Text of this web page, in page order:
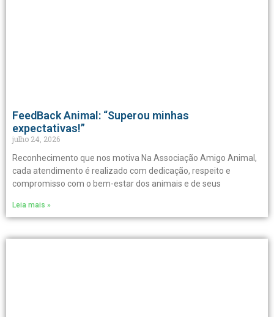
FeedBack Animal: “Superou minhas
expectativas!”
julho 24, 2026
Reconhecimento que nos motiva Na Associação Amigo Animal,
cada atendimento é realizado com dedicação, respeito e
compromisso com o bem-estar dos animais e de seus
Leia mais »